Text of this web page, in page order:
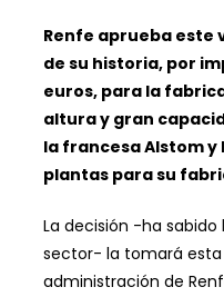
Renfe aprueba este
de su historia, por
euros, para la
altura y gran
la francesa Alstom y
plantas para su
La decisión -ha
sector- la tomará
administración de